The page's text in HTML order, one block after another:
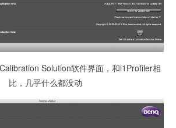
Solution软件界面，和i1Profiler相
比，几乎什么都没动